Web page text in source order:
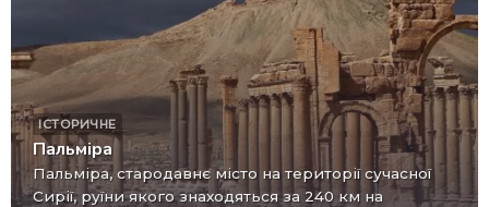
ІСТОРИЧНЕ
Пальміра
Пальміра, стародавнє місто на території сучасної
Сирії, руїни якого знаходяться за 240 км на